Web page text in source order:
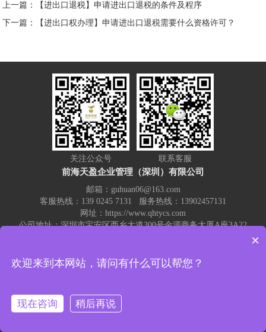
上一篇：【进出口退税】申请进出口退税的条件及程序
下一篇：【进出口权办理】申请进出口退税需要什么资格许可？
关注公众号 联系客服
前海天盈企业管理（深圳）有限公司
邮箱：guhuan06@163.com
客服热线：139 0245 7131 服务热线：13902457131
网址：https://www.qhtycs.com
公司地址：深圳市宝安区西乡大道300号金源商务大厦A座3A22
热门关键词： 记账报税 代理记账 注册公司 代账公司
公司变更
注册公司流程和费用 营业执照变更注销
前海天盈工商财税一站式服务 - 前海天盈企业管理（深圳）有限公司
粤ICP备20000590号 技术支持：
×
欢迎来到本网站，请问有什么可以帮您？
现在咨询 稍后再说